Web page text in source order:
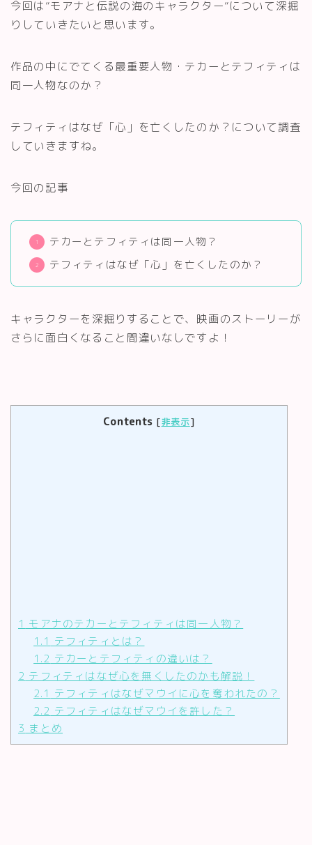
今回は”モアナと伝説の海のキャラクター”について深掘
りしていきたいと思います。
作品の中にでてくる最重要人物・テカーとテフィティは
同一人物なのか？
テフィティはなぜ「心」を亡くしたのか？について調査
していきますね。
今回の記事
テカーとテフィティは同一人物？
テフィティはなぜ「心」を亡くしたのか？
キャラクターを深掘りすることで、映画のストーリーが
さらに面白くなること間違いなしですよ！
Contents [非表示]
1 モアナのテカーとテフィティは同一人物？
1.1 テフィティとは？
1.2 テカーとテフィティの違いは？
2 テフィティはなぜ心を無くしたのかも解説！
2.1 テフィティはなぜマウイに心を奪われたの？
2.2 テフィティはなぜマウイを許した？
3 まとめ